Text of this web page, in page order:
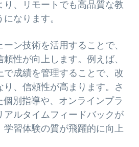
り、リモートでも高品質な教
なります。
ン技術を活用することで、
性が向上します。例えば、
で成績を管理することで、改
り、信頼性が高まります。さ
個別指導や、オンラインプラ
アルタイムフィードバックが
学習体験の質が飛躍的に向上